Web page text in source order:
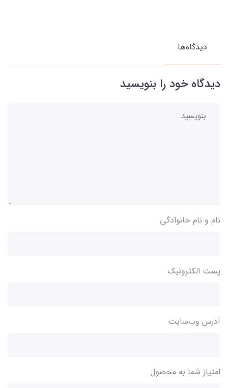
دیدگاه‌ها
دیدگاه خود را بنویسید
نام و نام خانوادگی
پست الکترونیک
آدرس وب‌سایت
امتیاز شما به محصول